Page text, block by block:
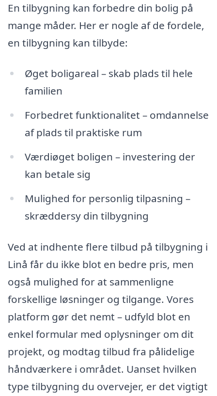
En tilbygning kan forbedre din bolig på
mange måder. Her er nogle af de fordele,
en tilbygning kan tilbyde:
Øget boligareal – skab plads til hele
familien
Forbedret funktionalitet – omdannelse
af plads til praktiske rum
Værdiøget boligen – investering der
kan betale sig
Mulighed for personlig tilpasning –
skræddersy din tilbygning
Ved at indhente flere tilbud på tilbygning i
Linå får du ikke blot en bedre pris, men
også mulighed for at sammenligne
forskellige løsninger og tilgange. Vores
platform gør det nemt – udfyld blot en
enkel formular med oplysninger om dit
projekt, og modtag tilbud fra pålidelige
håndværkere i området. Uanset hvilken
type tilbygning du overvejer, er det vigtigt